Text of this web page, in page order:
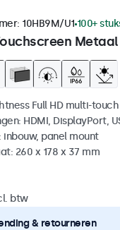
10HB9M/U1 100+
Full HD multi-
HDMI, DisplayPort,
inbouw, panel mount
260 x 178 x 37 mm
btw
& retourneren